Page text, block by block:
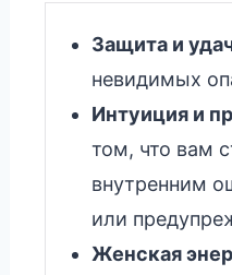
Защита и
невидимых
Интуиция и
том, что вам
внутренним
или
Женская